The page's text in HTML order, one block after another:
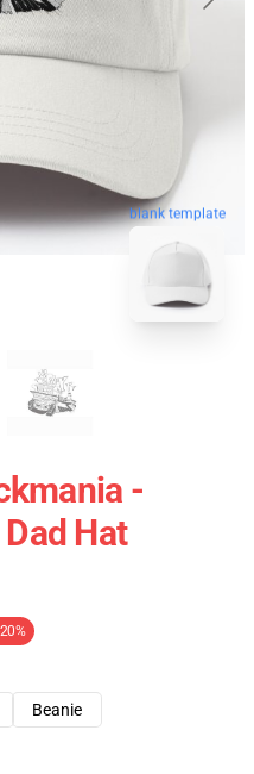
blank template
-
Hat
Beanie